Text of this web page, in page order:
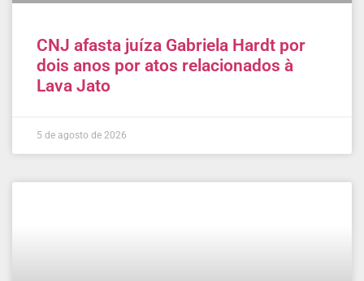
CNJ afasta juíza Gabriela Hardt por
dois anos por atos relacionados à
Lava Jato
5 de agosto de 2026